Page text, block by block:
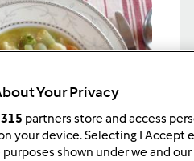
Your Privacy
315 partners store and access
your device. Selecting I Accept
shown under we and